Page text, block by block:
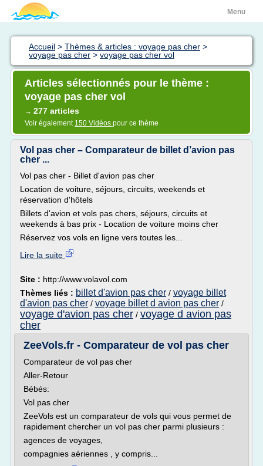
Menu
Accueil > Thèmes & articles : voyage pas cher >
voyage pas cher > voyage pas cher vol
Articles sélectionnés pour le thème :
voyage pas cher vol
→ 277 articles
Voir également 150 Vidéos pour ce thème
Vol pas cher – Comparateur de billet d’avion pas
cher ...
Vol pas cher - Billet d'avion pas cher
Location de voiture, séjours, circuits, weekends et
réservation d'hôtels
Billets d'avion et vols pas chers, séjours, circuits et
weekends à bas prix - Location de voiture moins cher
Réservez vos vols en ligne vers toutes les...
Lire la suite
Site : http://www.volavol.com
Thèmes liés : billet d'avion pas cher / voyage billet
d'avion pas cher / voyage billet d avion pas cher /
voyage d'avion pas cher / voyage d avion pas
cher
ZeeVols.fr - Comparateur de vol pas cher
Comparateur de vol pas cher
Aller-Retour
Bébés:
Vol pas cher
ZeeVols est un comparateur de vols qui vous permet de
rapidement chercher un vol pas cher parmi plusieurs :
agences de voyages,
compagnies aériennes , y compris...